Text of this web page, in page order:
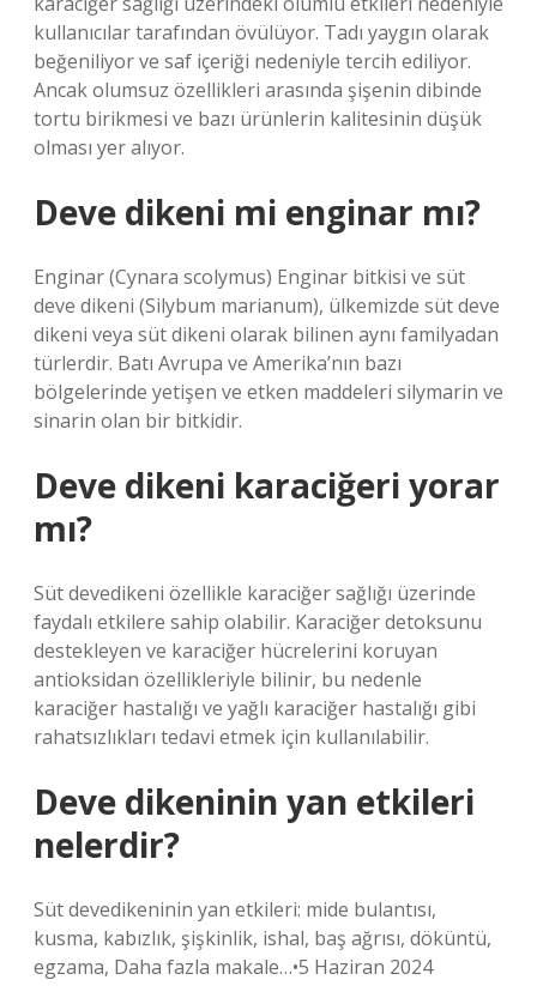
kullanıcılar tarafından övülüyor. Tadı yaygın olarak
beğeniliyor ve saf içeriği nedeniyle tercih ediliyor.
Ancak olumsuz özellikleri arasında şişenin dibinde
tortu birikmesi ve bazı ürünlerin kalitesinin düşük
olması yer alıyor.
Deve dikeni mi enginar mı?
Enginar (Cynara scolymus) Enginar bitkisi ve süt
deve dikeni (Silybum marianum), ülkemizde süt deve
dikeni veya süt dikeni olarak bilinen aynı familyadan
türlerdir. Batı Avrupa ve Amerika’nın bazı
bölgelerinde yetişen ve etken maddeleri silymarin ve
sinarin olan bir bitkidir.
Deve dikeni karaciğeri yorar
mı?
Süt devedikeni özellikle karaciğer sağlığı üzerinde
faydalı etkilere sahip olabilir. Karaciğer detoksunu
destekleyen ve karaciğer hücrelerini koruyan
antioksidan özellikleriyle bilinir, bu nedenle
karaciğer hastalığı ve yağlı karaciğer hastalığı gibi
rahatsızlıkları tedavi etmek için kullanılabilir.
Deve dikeninin yan etkileri
nelerdir?
Süt devedikeninin yan etkileri: mide bulantısı,
kusma, kabızlık, şişkinlik, ishal, baş ağrısı, döküntü,
egzama, Daha fazla makale…•5 Haziran 2024